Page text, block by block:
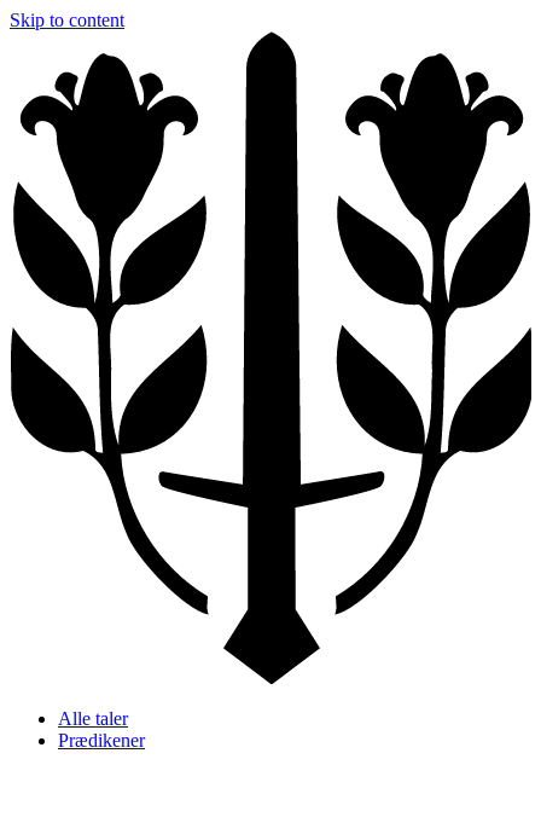
Skip to content
Alle taler
Prædikener